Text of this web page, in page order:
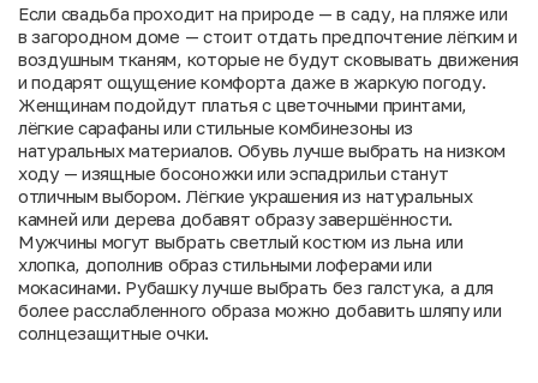
Если свадьба проходит на природе — в саду, на пляже или
в загородном доме — стоит отдать предпочтение лёгким и
воздушным тканям, которые не будут сковывать движения
и подарят ощущение комфорта даже в жаркую погоду.
Женщинам подойдут платья с цветочными принтами,
лёгкие сарафаны или стильные комбинезоны из
натуральных материалов. Обувь лучше выбрать на низком
ходу — изящные босоножки или эспадрильи станут
отличным выбором. Лёгкие украшения из натуральных
камней или дерева добавят образу завершённости.
Мужчины могут выбрать светлый костюм из льна или
хлопка, дополнив образ стильными лоферами или
мокасинами. Рубашку лучше выбрать без галстука, а для
более расслабленного образа можно добавить шляпу или
солнцезащитные очки.